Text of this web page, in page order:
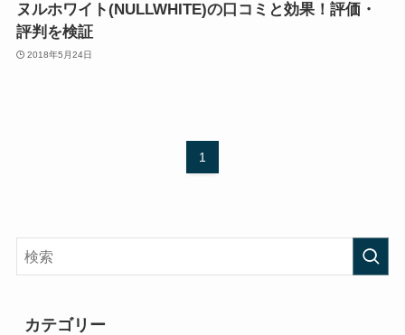
ヌルホワイト(NULLWHITE)の口コミと効果！評価・
評判を検証
2018年5月24日
1
カテゴリー